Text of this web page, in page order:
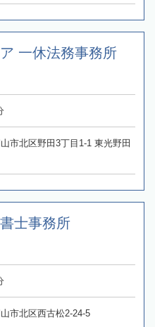
一休法務事務所
市北区野田3丁目1-1 東光野田
士事務所
市北区西古松2-24-5